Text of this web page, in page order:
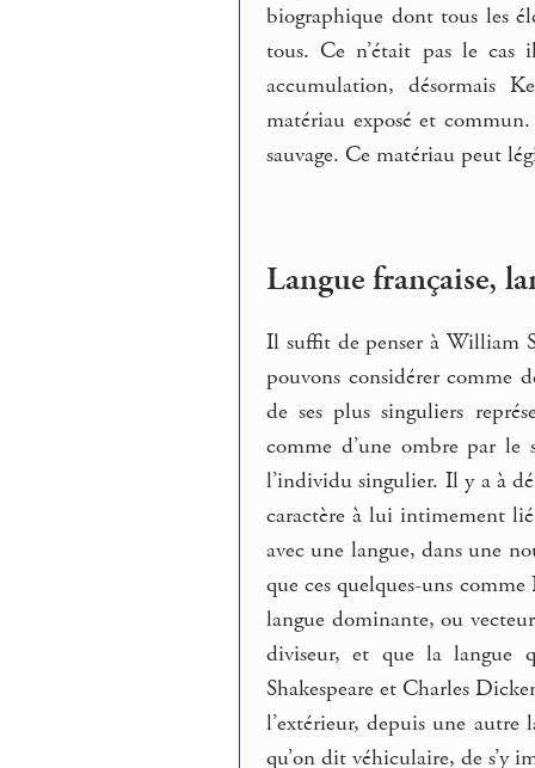
biographique dont tous les
tous. Ce n’était pas le
accumulation, désormais
matériau exposé et
sauvage. Ce matériau peut
Langue française,
Il suffit de penser à William
pouvons considérer comme
de ses plus singuliers
comme d’une ombre par le
l’individu singulier. Il y a à
caractère à lui intimement
avec une langue, dans une
que ces quelques-uns
langue dominante, ou
diviseur, et que la langue
Shakespeare et Charles
l’extérieur, depuis une autre
qu’on dit véhiculaire, de s’y